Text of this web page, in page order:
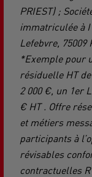
PRIEST) ;
immatriculée à
Lefebvre, 75009
*Exemple pour
résiduelle HT de
2 000 €, un 1er
€ HT . Offre
et métiers
participants à
révisables
contractuelles